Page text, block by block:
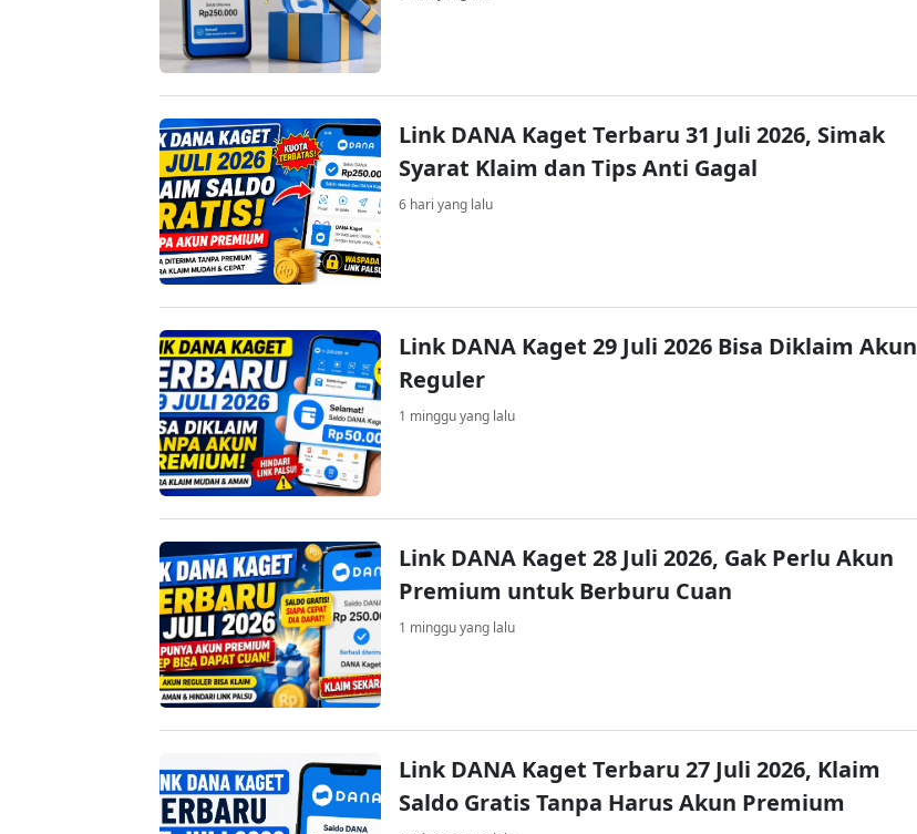
Link DANA Kaget Terbaru 31 Juli 2026, Simak
Syarat Klaim dan Tips Anti Gagal
6 hari yang lalu
Link DANA Kaget 29 Juli 2026 Bisa Diklaim Akun
Reguler
1 minggu yang lalu
Link DANA Kaget 28 Juli 2026, Gak Perlu Akun
Premium untuk Berburu Cuan
1 minggu yang lalu
Link DANA Kaget Terbaru 27 Juli 2026, Klaim
Saldo Gratis Tanpa Harus Akun Premium